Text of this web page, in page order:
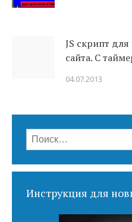
JS скрипт
сайта. C
04.07.2013
Найти:
Инструкция для